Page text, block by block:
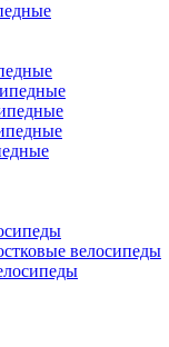
велосипеды